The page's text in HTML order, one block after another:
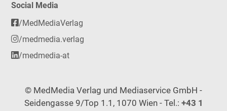
Social Media
/MedMediaVerlag
/medmedia.verlag
/medmedia-at
© MedMedia Verlag und Mediaservice GmbH -
Seidengasse 9/Top 1.1, 1070 Wien - Tel.: +43 1